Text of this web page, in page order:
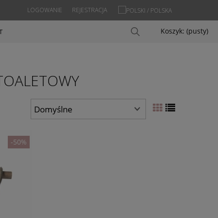
REJESTRACJA
LOGOWANIE
Koszyk: (pusty)
-50%